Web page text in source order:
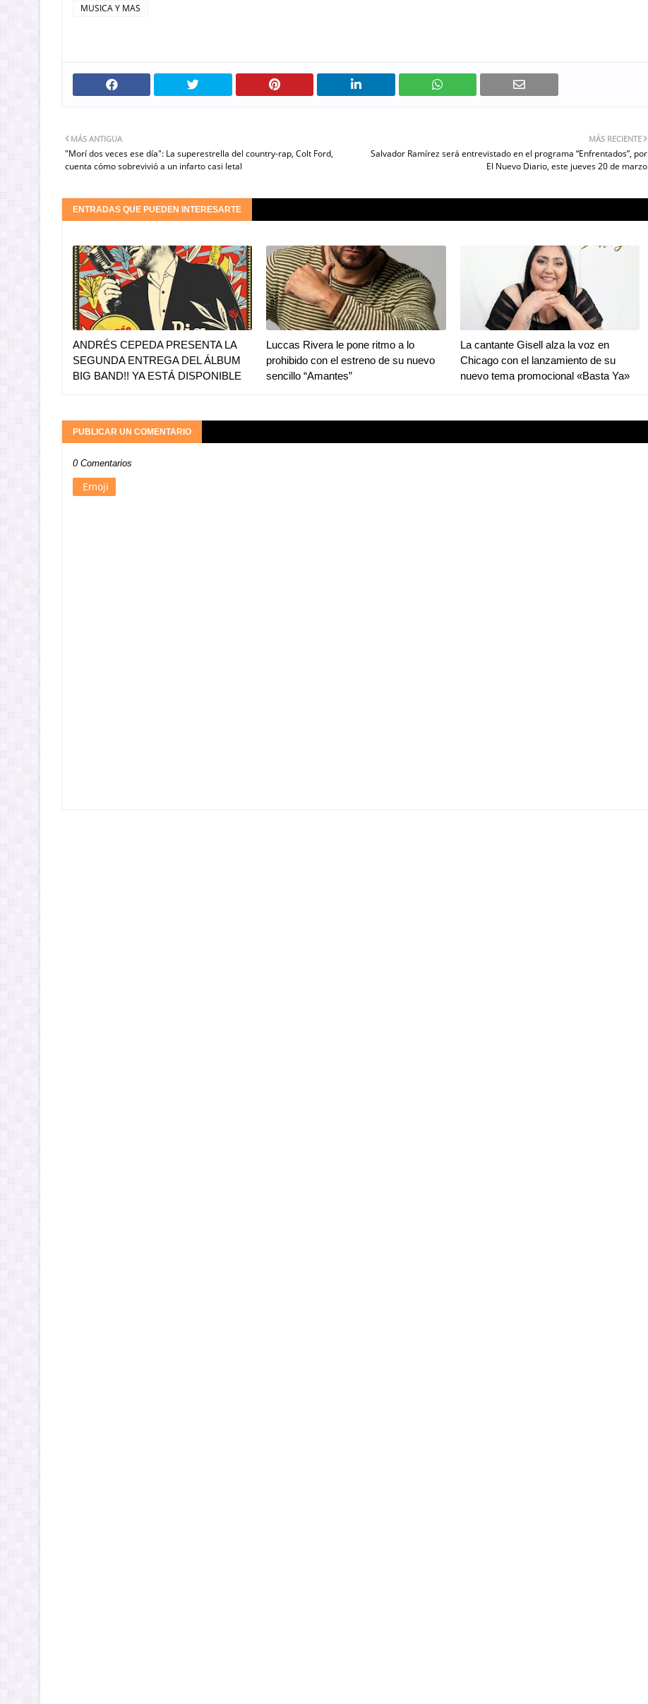
MUSICA Y MAS
MÁS RECIENTE
Salvador Ramírez será entrevistado en el programa “Enfrentados”, por
El Nuevo Diario, este jueves 20 de marzo
MÁS ANTIGUA
"Morí dos veces ese día": La superestrella del country-rap, Colt Ford,
cuenta cómo sobrevivió a un infarto casi letal
ENTRADAS QUE PUEDEN INTERESARTE
ANDRÉS CEPEDA PRESENTA LA
SEGUNDA ENTREGA DEL ÁLBUM
BIG BAND!! YA ESTÁ DISPONIBLE
Luccas Rivera le pone ritmo a lo
prohibido con el estreno de su nuevo
sencillo “Amantes”
La cantante Gisell alza la voz en
Chicago con el lanzamiento de su
nuevo tema promocional «Basta Ya»
PUBLICAR UN COMENTARIO
0 Comentarios
Emoji